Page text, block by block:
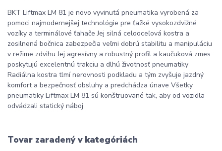
BKT Liftmax LM 81 je novo vyvinutá pneumatika vyrobená za
pomoci najmodernejšej technológie pre ťažké vysokozdvižné
vozíky a terminálové ťahače Jej silná celooceľová kostra a
zosilnená bočnica zabezpečia veľmi dobrú stabilitu a manipuláciu
v režime zdvihu Jej agresívny a robustný profil a kaučuková zmes
poskytujú excelentnú trakciu a dlhú životnosť pneumatiky
Radiálna kostra tlmí nerovnosti podkladu a tým zvyšuje jazdný
komfort a bezpečnosť obsluhy a predchádza únave Všetky
pneumatiky Liftmax LM 81 sú konštruované tak, aby od vozidla
odvádzali statický náboj
Tovar zaradený v kategóriách